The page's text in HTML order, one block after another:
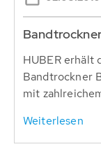
HUBER erhält
Bandtrockner
mit
Weiterlesen